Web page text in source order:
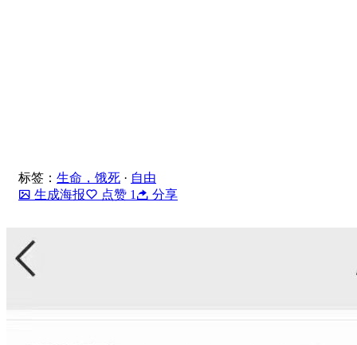
标签： 生命，饿死 · 自由
生成海报
点赞 1 分享